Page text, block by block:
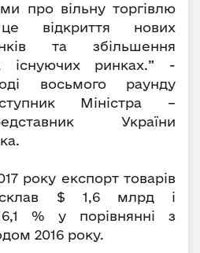
про вільну торгівлю
відкриття нових
та збільшення
існуючих ринках.” -
восьмого раунду
Міністра –
України
року експорт товарів
$ 1,6 млрд і
% у порівнянні з
2016 року.